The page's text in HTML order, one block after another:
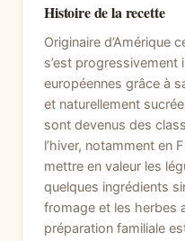
Histoire de la recette
Originaire d’Amérique
s’est progressivement
européennes grâce à
et naturellement
sont devenus des
l’hiver, notamment en
mettre en valeur les
quelques ingrédients
fromage et les herbes
préparation familiale